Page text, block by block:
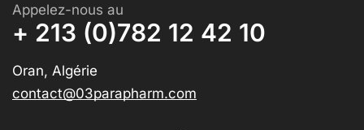
Appelez-nous au
+ 213 (0)782 12 42 10
Oran, Algérie
contact@03parapharm.com